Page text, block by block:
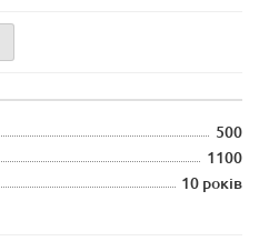
500
1100
10 років